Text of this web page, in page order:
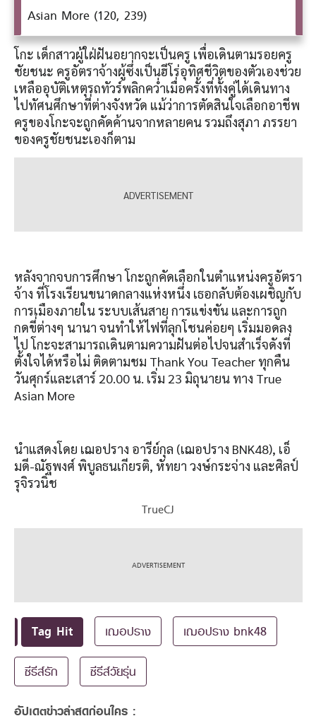
Asian More (120, 239)
โกะ เด็กสาวผู้ใฝ่ฝันอยากจะเป็นครู เพื่อเดินตามรอยครู
ชัยชนะ ครูอัตราจ้างผู้ซึ่งเป็นฮีโร่อุทิศชีวิตของตัวเองช่วย
เหลืออุบัติเหตุรถทัวร์พลิกคว่ำเมื่อครั้งที่ทั้งคู่ได้เดินทาง
ไปทัศนศึกษาที่ต่างจังหวัด แม้ว่าการตัดสินใจเลือกอาชีพ
ครูของโกะจะถูกคัดค้านจากหลายคน รวมถึงสุภา ภรรยา
ของครูชัยชนะเองก็ตาม
หลังจากจบการศึกษา โกะถูกคัดเลือกในตำแหน่งครูอัตรา
จ้าง ที่โรงเรียนขนาดกลางแห่งหนึ่ง เธอกลับต้องเผชิญกับ
การเมืองภายใน ระบบเส้นสาย การแข่งขัน และการถูก
กดขี่ต่างๆ นานา จนทำให้ไฟที่ลุกโชนค่อยๆ เริ่มมอดลง
ไป โกะจะสามารถเดินตามความฝันต่อไปจนสำเร็จดังที่
ตั้งใจได้หรือไม่ ติดตามชม Thank You Teacher ทุกคืน
วันศุกร์และเสาร์ 20.00 น. เริ่ม 23 มิถุนายน ทาง True
Asian More
นำแสดงโดย เฌอปราง อารีย์กุล (เฌอปราง BNK48), เอ็
มดี-ณัฐพงศ์ พิบูลธนเกียรติ, หัทยา วงษ์กระจ่าง และศิลป์
รุจิรวนิช
TrueCJ
Tag Hit เฌอปราง เฌอปราง bnk48
ซีรีส์รัก ซีรีส์วัยรุ่น
อัปเดตข่าวล่าสุดก่อนใคร :